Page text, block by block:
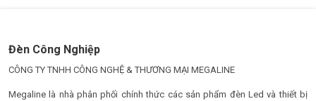
Đèn Công Nghiệp
CÔNG TY TNHH CÔNG NGHỆ & THƯƠNG MẠI MEGALINE
Megaline là nhà phân phối chính thức các sản phẩm đèn Led và thiết bị